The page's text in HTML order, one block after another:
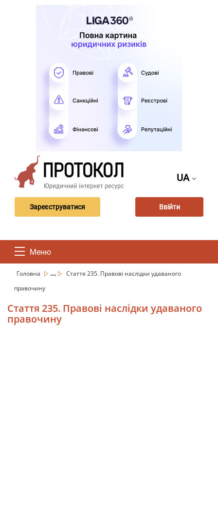
UA
Зареєструватися Ввійти
Меню
Головна ...
Стаття 235. Правові наслідки удаваного
правочину
Стаття 235. Правові наслідки удаваного
правочину